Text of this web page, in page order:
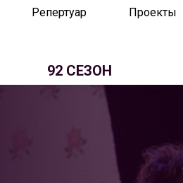
Репертуар Проекты
92 СЕЗОН